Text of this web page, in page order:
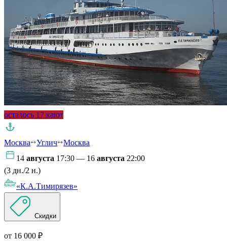
осталось 17 кают
Москва Углич
Москва
14 августа 17:30 — 16 августа 22:00
(3 дн./2 н.)
«К.А.Тимирязев»
Скидки
от 16 000 ₽